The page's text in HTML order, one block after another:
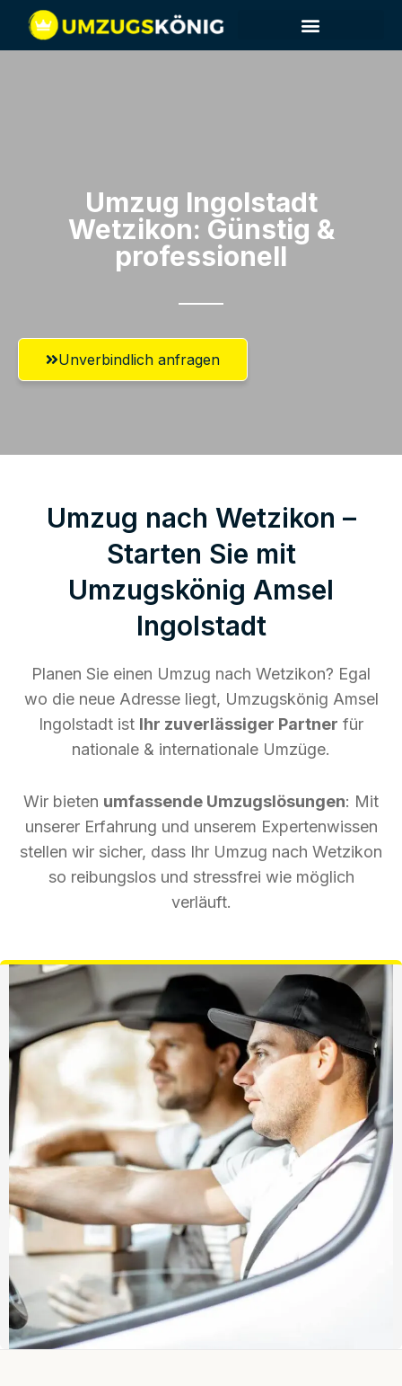
Umzug Ingolstadt​
Wetzikon: Günstig &
professionell​
Unverbindlich anfragen
Umzug nach Wetzikon –
Starten Sie mit
Umzugskönig Amsel
Ingolstadt
Planen Sie einen Umzug nach Wetzikon? Egal
wo die neue Adresse liegt, Umzugskönig Amsel
Ingolstadt ist Ihr zuverlässiger Partner für
nationale & internationale Umzüge.
Wir bieten umfassende Umzugslösungen: Mit
unserer Erfahrung und unserem Expertenwissen
stellen wir sicher, dass Ihr Umzug nach Wetzikon
so reibungslos und stressfrei wie möglich
verläuft.